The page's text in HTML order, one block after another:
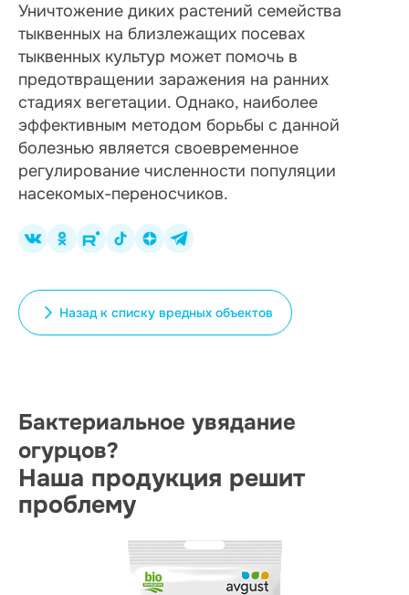
Уничтожение диких растений семейства
тыквенных на близлежащих посевах
тыквенных культур может помочь в
предотвращении заражения на ранних
стадиях вегетации. Однако, наиболее
эффективным методом борьбы с данной
болезнью является своевременное
регулирование численности популяции
насекомых-переносчиков.
Назад к списку вредных объектов
Бактериальное увядание
огурцов?
Наша продукция решит
проблему